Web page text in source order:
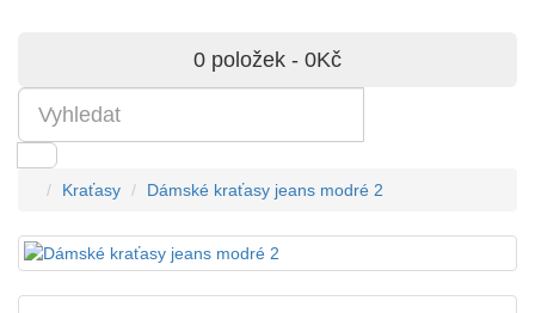
0 položek - 0Kč
Kraťasy Dámské kraťasy jeans modré 2